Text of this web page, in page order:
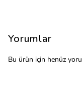
Yorumlar
Bu ürün için henüz